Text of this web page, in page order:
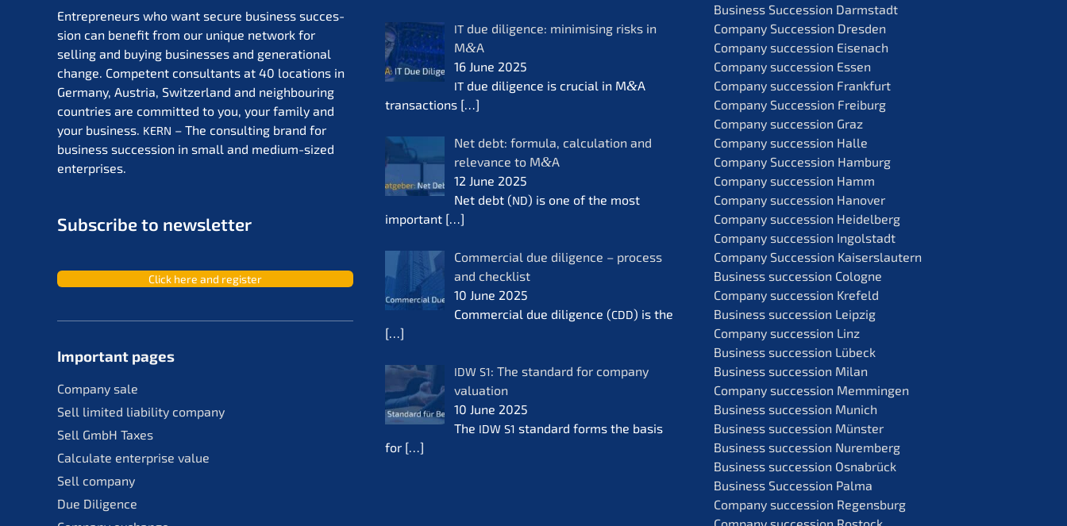
Entre­pre­neurs who want secure business succes­
si­on can benefit from our unique network for
selling and buying businesses and genera­tio­nal
change. Compe­tent consul­tants at 40 locati­ons in
Germa­ny, Austria, Switz­er­land and neigh­bou­ring
count­ries are commit­ted to you, your family and
your business. KERN – The consul­ting brand for
business succes­si­on in small and medium-sized
enterprises.
Subscri­be to newsletter
Click here and register
Important pages
Compa­ny sale
Sell limit­ed liabi­li­ty company
Sell GmbH Taxes
Calcu­la­te enter­pri­se value
Sell compa­ny
Due Diligence
IT due diligence: minimi­sing risks in
M&A
16 June 2025
IT due diligence is crucial in M&A
transac­tions […]
Net debt: formu­la, calcu­la­ti­on and
relevan­ce to M&A
12 June 2025
Net debt (ND) is one of the most
important […]
Commer­cial due diligence – process
and check­list
10 June 2025
Commer­cial due diligence (CDD) is the
[…]
IDW S1: The standard for compa­ny
valua­ti­on
10 June 2025
The IDW S1 standard forms the basis
for […]
Business Succes­si­on Darmstadt
Compa­ny Succes­si­on Dresden
Compa­ny succes­si­on Eisenach
Compa­ny succes­si­on Essen
Compa­ny succes­si­on Frankfurt
Compa­ny Succes­si­on Freiburg
Compa­ny succes­si­on Graz
Compa­ny succes­si­on Halle
Compa­ny Succes­si­on Hamburg
Compa­ny succes­si­on Hamm
Compa­ny succes­si­on Hanover
Compa­ny succes­si­on Heidelberg
Compa­ny succes­si­on Ingolstadt
Compa­ny Succes­si­on Kaiserslautern
Business succes­si­on Cologne
Compa­ny succes­si­on Krefeld
Business succes­si­on Leipzig
Compa­ny succes­si­on Linz
Business succes­si­on Lübeck
Business succes­si­on Milan
Compa­ny succes­si­on Memmingen
Business succes­si­on Munich
Business succes­si­on Münster
Business succes­si­on Nuremberg
Business succes­si­on Osnabrück
Business Succes­si­on Palma
Compa­ny succes­si­on Regensburg
Compa­ny succes­si­on Rostock